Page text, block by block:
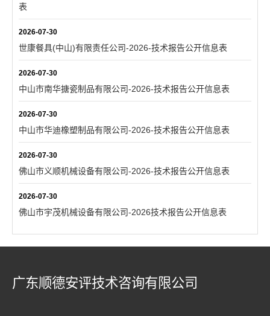
表
2026-07-30
世康餐具(中山)有限责任公司-2026-技术报告公开信息表
2026-07-30
中山市南华搪瓷制品有限公司-2026-技术报告公开信息表
2026-07-30
中山市华迪橡塑制品有限公司-2026-技术报告公开信息表
2026-07-30
佛山市义顺机械设备有限公司-2026-技术报告公开信息表
2026-07-30
佛山市宇茂机械设备有限公司-2026技术报告公开信息表
广东顺德安评技术咨询有限公司